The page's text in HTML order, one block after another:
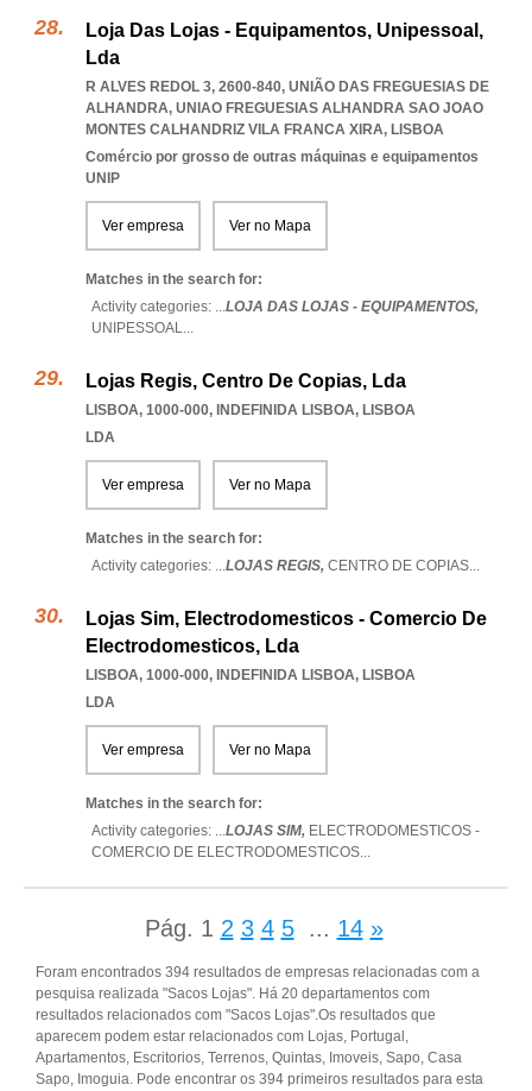
Loja Das Lojas - Equipamentos, Unipessoal,
Lda
R ALVES REDOL 3, 2600-840, UNIÃO DAS FREGUESIAS DE
ALHANDRA, UNIAO FREGUESIAS ALHANDRA SAO JOAO
MONTES CALHANDRIZ VILA FRANCA XIRA, LISBOA
Comércio por grosso de outras máquinas e equipamentos
UNIP
Ver empresa Ver no Mapa
Matches in the search for:
Activity categories: ...LOJA DAS LOJAS - EQUIPAMENTOS,
UNIPESSOAL...
Lojas Regis, Centro De Copias, Lda
LISBOA, 1000-000, INDEFINIDA LISBOA, LISBOA
LDA
Ver empresa Ver no Mapa
Matches in the search for:
Activity categories: ...LOJAS REGIS, CENTRO DE COPIAS...
Lojas Sim, Electrodomesticos - Comercio De
Electrodomesticos, Lda
LISBOA, 1000-000, INDEFINIDA LISBOA, LISBOA
LDA
Ver empresa Ver no Mapa
Matches in the search for:
Activity categories: ...LOJAS SIM, ELECTRODOMESTICOS -
COMERCIO DE ELECTRODOMESTICOS...
Pág. 1 2 3 4 5 ... 14 »
Foram encontrados 394 resultados de empresas relacionadas com a
pesquisa realizada "Sacos Lojas". Há 20 departamentos com
resultados relacionados com "Sacos Lojas".Os resultados que
aparecem podem estar relacionados com Lojas, Portugal,
Apartamentos, Escritorios, Terrenos, Quintas, Imoveis, Sapo, Casa
Sapo, Imoguia. Pode encontrar os 394 primeiros resultados para esta